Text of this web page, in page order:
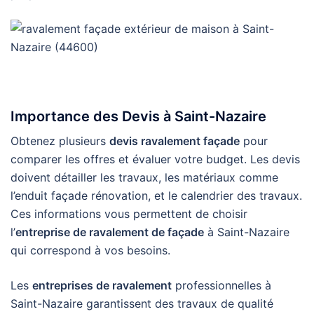
Importance des Devis à Saint-Nazaire
Obtenez plusieurs devis ravalement façade pour
comparer les offres et évaluer votre budget. Les devis
doivent détailler les travaux, les matériaux comme
l’enduit façade rénovation, et le calendrier des travaux.
Ces informations vous permettent de choisir
l’entreprise de ravalement de façade à Saint-Nazaire
qui correspond à vos besoins.
Les entreprises de ravalement professionnelles à
Saint-Nazaire garantissent des travaux de qualité